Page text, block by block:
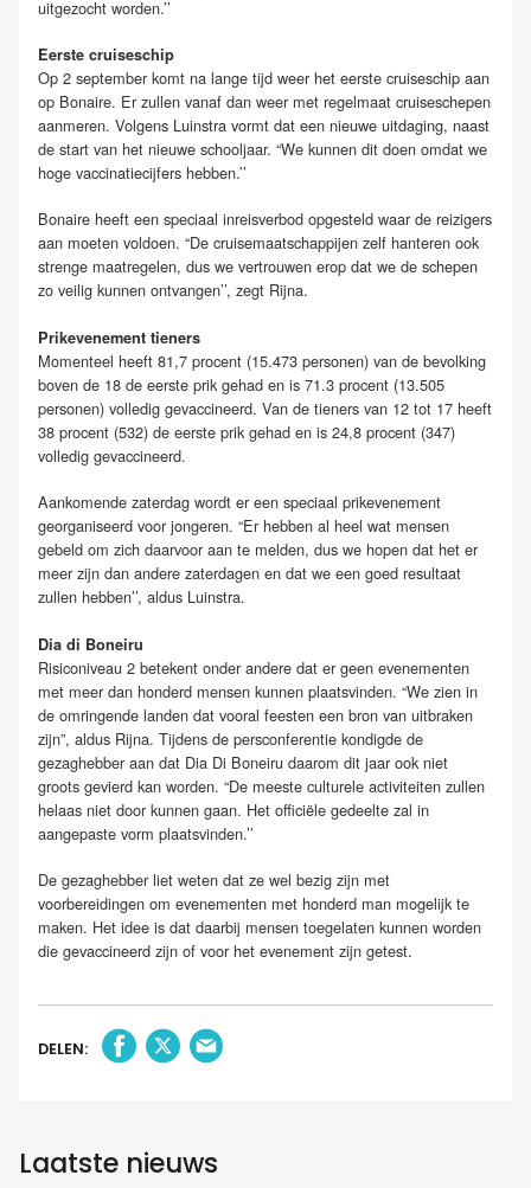
uitgezocht worden.’’
Eerste cruiseschip
Op 2 september komt na lange tijd weer het eerste cruiseschip aan
op Bonaire. Er zullen vanaf dan weer met regelmaat cruiseschepen
aanmeren. Volgens Luinstra vormt dat een nieuwe uitdaging, naast
de start van het nieuwe schooljaar. “We kunnen dit doen omdat we
hoge vaccinatiecijfers hebben.’’
Bonaire heeft een speciaal inreisverbod opgesteld waar de reizigers
aan moeten voldoen. “De cruisemaatschappijen zelf hanteren ook
strenge maatregelen, dus we vertrouwen erop dat we de schepen
zo veilig kunnen ontvangen’’, zegt Rijna.
Prikevenement tieners
Momenteel heeft 81,7 procent (15.473 personen) van de bevolking
boven de 18 de eerste prik gehad en is 71.3 procent (13.505
personen) volledig gevaccineerd. Van de tieners van 12 tot 17 heeft
38 procent (532) de eerste prik gehad en is 24,8 procent (347)
volledig gevaccineerd.
Aankomende zaterdag wordt er een speciaal prikevenement
georganiseerd voor jongeren. “Er hebben al heel wat mensen
gebeld om zich daarvoor aan te melden, dus we hopen dat het er
meer zijn dan andere zaterdagen en dat we een goed resultaat
zullen hebben’’, aldus Luinstra.
Dia di Boneiru
Risiconiveau 2 betekent onder andere dat er geen evenementen
met meer dan honderd mensen kunnen plaatsvinden. “We zien in
de omringende landen dat vooral feesten een bron van uitbraken
zijn”, aldus Rijna. Tijdens de persconferentie kondigde de
gezaghebber aan dat Dia Di Boneiru daarom dit jaar ook niet
groots gevierd kan worden. “De meeste culturele activiteiten zullen
helaas niet door kunnen gaan. Het officiële gedeelte zal in
aangepaste vorm plaatsvinden.’’
De gezaghebber liet weten dat ze wel bezig zijn met
voorbereidingen om evenementen met honderd man mogelijk te
maken. Het idee is dat daarbij mensen toegelaten kunnen worden
die gevaccineerd zijn of voor het evenement zijn getest.
DELEN:
Laatste nieuws